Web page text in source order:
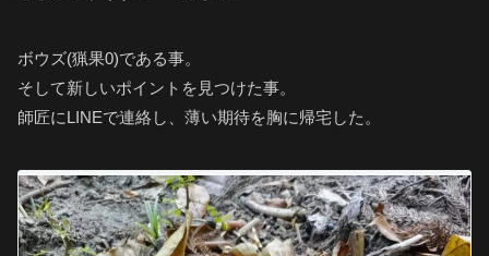
ボウズ(猟果0)である事。
そして新しいポイントを見つけた事。
師匠にLINEで連絡し、薄い期待を胸に帰宅した。